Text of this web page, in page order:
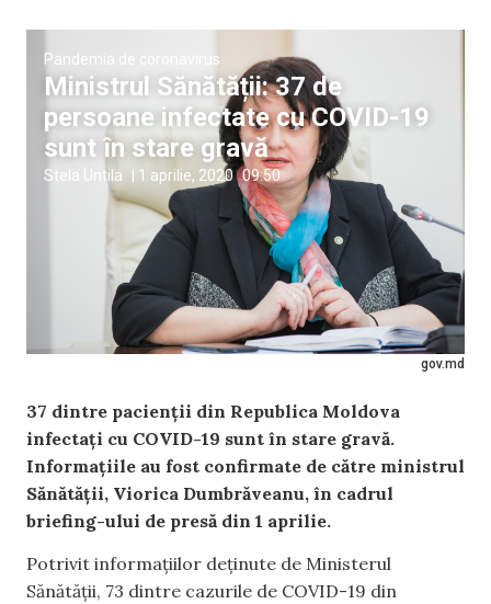
gov.md
Pandemia de coronavirus
Ministrul Sănătății: 37 de
persoane infectate cu COVID-19
sunt în stare gravă
Stela Untila 1 aprilie, 2020 09:50
37 dintre pacienții din Republica Moldova
infectați cu COVID-19 sunt în stare gravă.
Informațiile au fost confirmate de către ministrul
Sănătății, Viorica Dumbrăveanu, în cadrul
briefing-ului de presă din 1 aprilie.
Potrivit informațiilor deținute de Ministerul
Sănătății, 73 dintre cazurile de COVID-19 din